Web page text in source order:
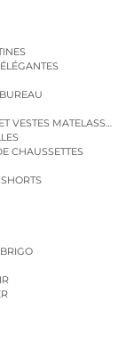
VESTES MATELASSÉES
CHAUSSETTES